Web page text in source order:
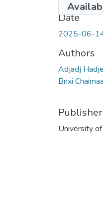
Date
2025-06-
Authors
Adjadj
Brixi Chaimaa
Publisher
University